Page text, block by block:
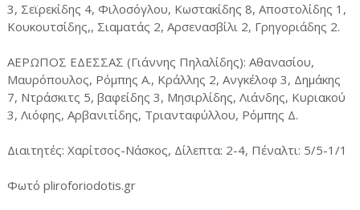
3, Σεϊρεκίδης 4, Φιλοσόγλου, Κωστακίδης 8, Αποστολίδης 1,
Κουκουτσίδης,, Σιαματάς 2, Αρσενασβίλι 2, Γρηγοριάδης 2.
ΑΕΡΩΠΟΣ ΕΔΕΣΣΑΣ (Γιάννης Πηλαλίδης): Αθανασίου,
Μαυρόπουλος, Ρόμπης Α., Κράλλης 2, Ανγκέλοφ 3, Δημάκης
7, Ντράσκιτς 5, βαφείδης 3, Μησιρλίδης, Λιάνδης, Κυριακού
3, Λιόφης, Αρβανιτίδης, Τριανταφύλλου, Ρόμπης Δ.
Διαιτητές: Χαρίτσος-Νάσκος, Δίλεπτα: 2-4, Πέναλτι: 5/5-1/1
Φωτό pliroforiodotis.gr